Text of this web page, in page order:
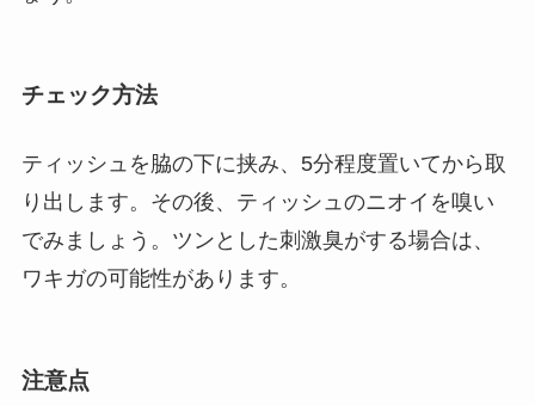
チェック方法
ティッシュを脇の下に挟み、5分程度置いてから取
り出します。その後、ティッシュのニオイを嗅い
でみましょう。ツンとした刺激臭がする場合は、
ワキガの可能性があります。
注意点